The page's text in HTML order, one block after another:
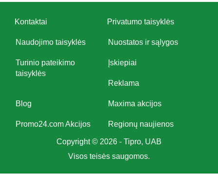
Kontaktai Privatumo taisyklės
Naudojimo taisyklės Nuostatos ir sąlygos
Turinio pateikimo
taisyklės
Įskiepiai
Reklama
Blog Maxima akcijos
Promo24.com Akcijos Regionų naujienos
Copyright © 2026 - Tipro, UAB
Visos teisės saugomos.